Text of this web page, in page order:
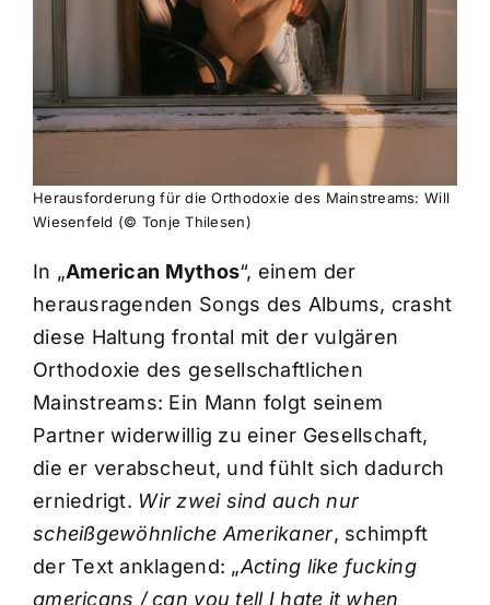
Herausforderung für die Orthodoxie des Mainstreams: Will
Wiesenfeld (© Tonje Thilesen)
In „American Mythos“, einem der
herausragenden Songs des Albums, crasht
diese Haltung frontal mit der vulgären
Orthodoxie des gesellschaftlichen
Mainstreams: Ein Mann folgt seinem
Partner widerwillig zu einer Gesellschaft,
die er verabscheut, und fühlt sich dadurch
erniedrigt. Wir zwei sind auch nur
scheißgewöhnliche Amerikaner, schimpft
der Text anklagend: „Acting like fucking
americans / can you tell I hate it when